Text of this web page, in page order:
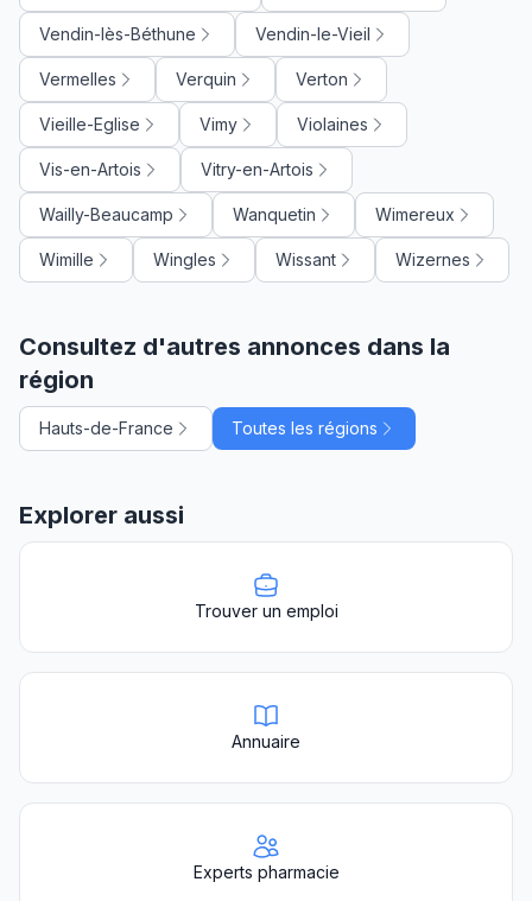
Vendin-lès-Béthune Vendin-le-Vieil
Vermelles Verquin Verton
Vieille-Eglise Vimy Violaines
Vis-en-Artois Vitry-en-Artois
Wailly-Beaucamp Wanquetin Wimereux
Wimille Wingles Wissant Wizernes
Consultez d'autres annonces dans la
région
Hauts-de-France Toutes les régions
Explorer aussi
Trouver un emploi
Annuaire
Experts pharmacie